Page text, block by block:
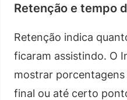
Retenção e tempo
Retenção indica
ficaram assistindo. O
mostrar
final ou até certo